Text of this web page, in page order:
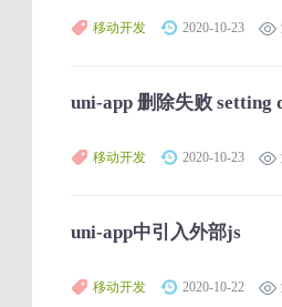
移动开发 2020-10-23
uni-app 删除失败 setting
移动开发 2020-10-23
uni-app中引入外部js
移动开发 2020-10-22